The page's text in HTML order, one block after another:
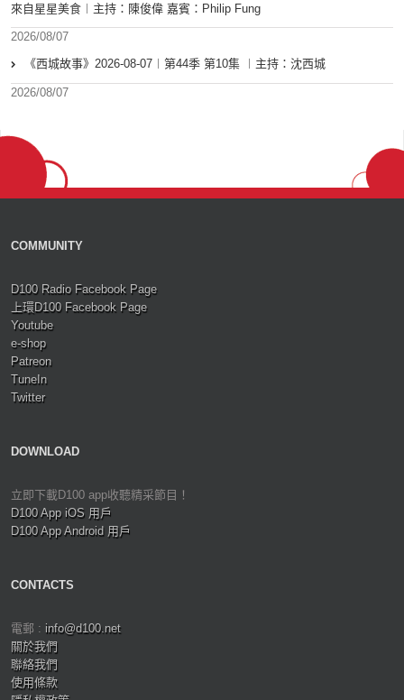
來自星星美食︱主持：陳俊偉 嘉賓：Philip Fung
2026/08/07
《西城故事》2026-08-07︱第44季 第10集 ︱主持：沈西城
2026/08/07
COMMUNITY
D100 Radio Facebook Page
上環D100 Facebook Page
Youtube
e-shop
Patreon
TuneIn
Twitter
DOWNLOAD
立即下載D100 app收聽精采節目！
D100 App iOS 用戶
D100 App Android 用戶
CONTACTS
電郵 : info@d100.net
關於我們
聯絡我們
使用條款